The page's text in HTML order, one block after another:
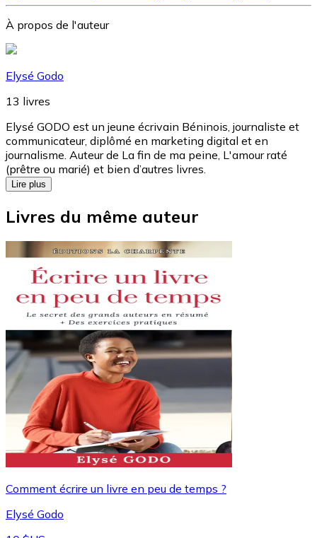
À propos de l'auteur
Elysé Godo
13 livres
Elysé GODO est un jeune écrivain Béninois, journaliste et
communicateur, diplômé en marketing digital et en
journalisme. Auteur de La fin de ma peine, L'amour raté
(prêtre ou marié) et bien d’autres livres.
Lire plus
Livres du même auteur
Comment écrire un livre en peu de temps ?
Elysé Godo